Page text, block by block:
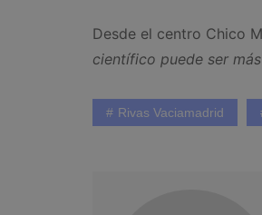
Desde el centro Chico
científico puede ser
Rivas Vaciamadrid